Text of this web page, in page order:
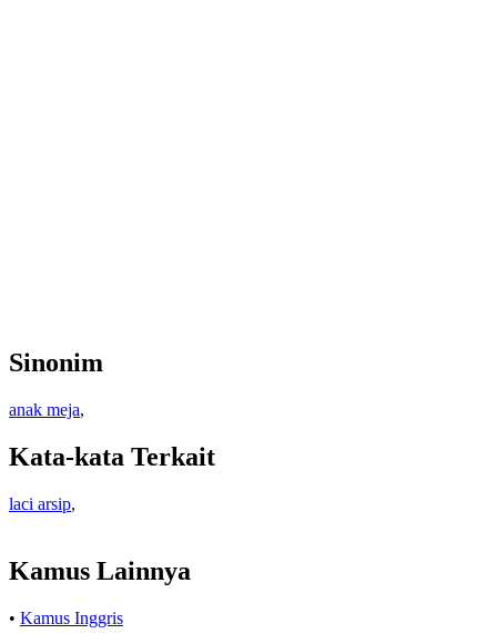
Sinonim
anak meja,
Kata-kata Terkait
laci arsip,
Kamus Lainnya
• Kamus Inggris